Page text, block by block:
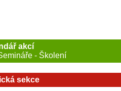
akcí
- Školení
sekce